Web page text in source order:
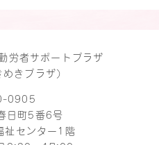
労者サポートプラザ
きプラザ）
0905
日町5番6号
祉センター1階